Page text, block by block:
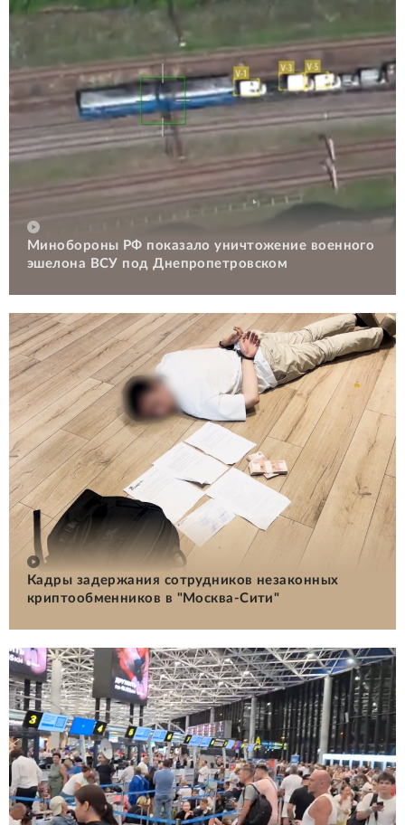
Минобороны РФ показало уничтожение военного
эшелона ВСУ под Днепропетровском
Кадры задержания сотрудников незаконных
криптообменников в "Москва-Сити"